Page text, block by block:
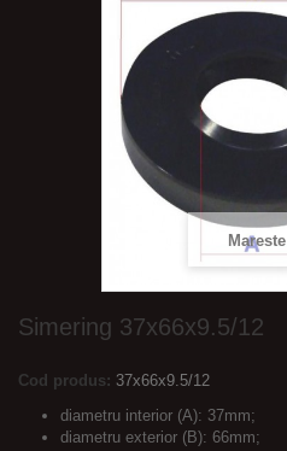
Mareste
Simering 37x66x9.5/12
Cod produs: 37x66x9.5/12
diametru interior (A): 37mm;
diametru exterior (B): 66mm;